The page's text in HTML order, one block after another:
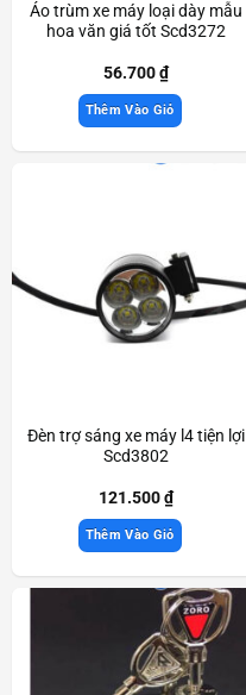
Áo trùm xe máy loại dày mẫu
hoa văn giá tốt Scd3272
56.700₫
Thêm Vào Giỏ
Đèn trợ sáng xe máy l4 tiện lợi
Scd3802
121.500₫
Thêm Vào Giỏ